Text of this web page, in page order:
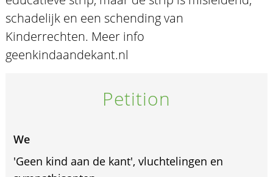
schadelijk en een schending van
Kinderrechten. Meer info
geenkindaandekant.nl
Petition
We
'Geen kind aan de kant', vluchtelingen en